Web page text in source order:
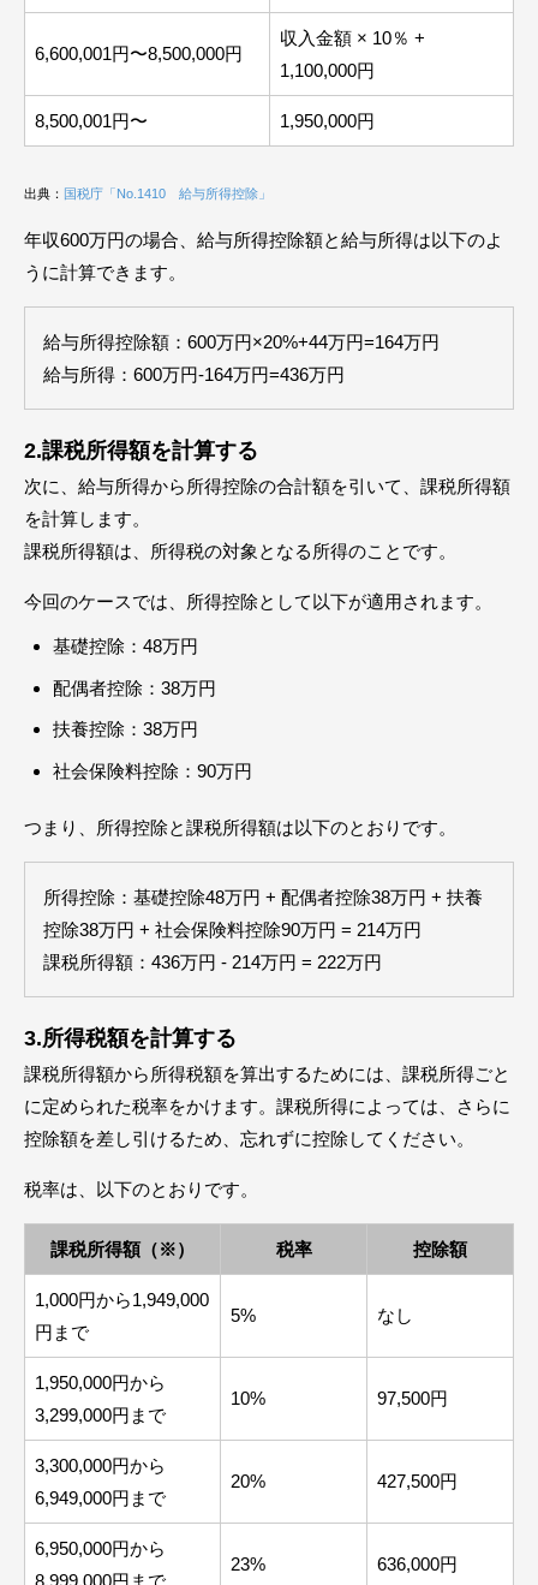
6,600,001円〜8,500,000円
収入金額 × 10％ +
1,100,000円
8,500,001円〜 1,950,000円
出典： 国税庁「No.1410 給与所得控除」
年収600万円の場合、給与所得控除額と給与所得は以下のよ
うに計算できます。
給与所得控除額：600万円×20%+44万円=164万円
給与所得：600万円-164万円=436万円
2.課税所得額を計算する
次に、給与所得から所得控除の合計額を引いて、課税所得額
を計算します。
課税所得額は、所得税の対象となる所得のことです。
今回のケースでは、所得控除として以下が適用されます。
基礎控除：48万円
配偶者控除：38万円
扶養控除：38万円
社会保険料控除：90万円
つまり、所得控除と課税所得額は以下のとおりです。
所得控除：基礎控除48万円 + 配偶者控除38万円 + 扶養
控除38万円 + 社会保険料控除90万円 = 214万円
課税所得額：436万円 - 214万円 = 222万円
3.所得税額を計算する
課税所得額から所得税額を算出するためには、課税所得ごと
に定められた税率をかけます。課税所得によっては、さらに
控除額を差し引けるため、忘れずに控除してください。
税率は、以下のとおりです。
課税所得額（※） 税率 控除額
1,000円から1,949,000
円まで
5% なし
1,950,000円から
3,299,000円まで
10% 97,500円
3,300,000円から
6,949,000円まで
20% 427,500円
6,950,000円から
8,999,000円まで
23% 636,000円